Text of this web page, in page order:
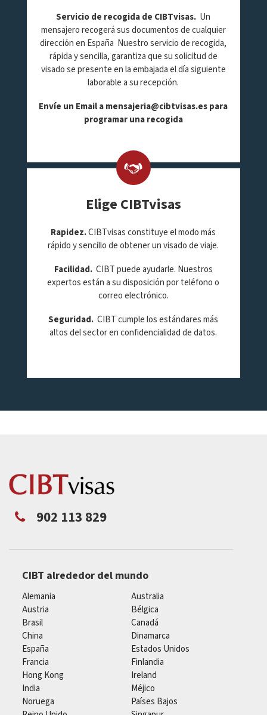
Servicio de recogida de CIBTvisas. Un
mensajero recogerá sus documentos de cualquier
dirección en España Nuestro servicio de recogida,
rápida y sencilla, garantiza que su solicitud de
visado se presente en la embajada el día siguiente
laborable a su recepción.
Envíe un Email amensajeria@cibtvisas.espara
programar una recogida
Elige CIBTvisas
Rapidez.CIBTvisas constituye el modo más
rápido y sencillo de obtener un visado de viaje.
Facilidad.CIBT puede ayudarle. Nuestros
expertos están a su disposición por teléfono o
correo electrónico.
Seguridad. CIBT cumple los estándares más
altos del sector en confidencialidad de datos.
902 113 829
CIBT alrededor del mundo
Alemania
Australia
Austria
Bélgica
Brasil
Canadá
China
Dinamarca
España
Estados Unidos
Francia
Finlandia
Hong Kong
Ireland
India
Méjico
Noruega
Países Bajos